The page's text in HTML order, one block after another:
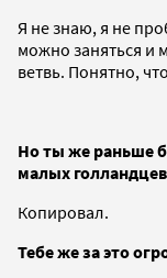
Я не знаю, я не
можно заняться и
ветвь. Понятно,
Но ты же раньше
малых
Копировал.
Тебе же за это